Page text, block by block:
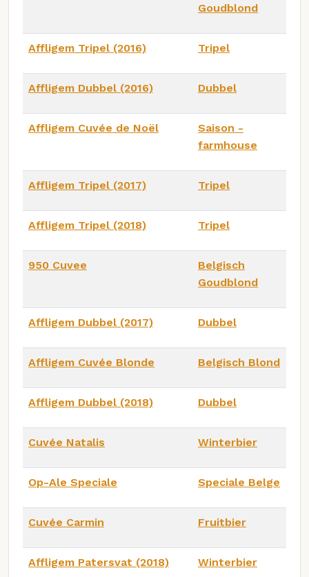
Goudblond
Affligem Tripel (2016) Tripel
Affligem Dubbel (2016) Dubbel
Affligem Cuvée de Noël
Saison -
farmhouse
Affligem Tripel (2017) Tripel
Affligem Tripel (2018) Tripel
950 Cuvee
Belgisch
Goudblond
Affligem Dubbel (2017) Dubbel
Affligem Cuvée Blonde Belgisch Blond
Affligem Dubbel (2018) Dubbel
Cuvée Natalis Winterbier
Op-Ale Speciale Speciale Belge
Cuvée Carmin Fruitbier
Affligem Patersvat (2018) Winterbier